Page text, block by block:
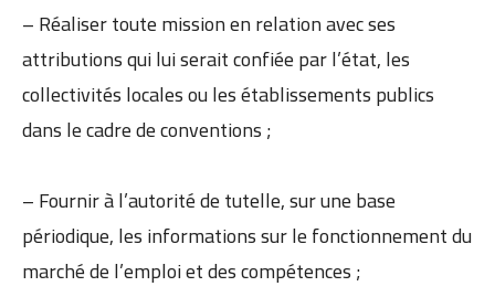
– Réaliser toute mission en relation avec ses
attributions qui lui serait confiée par l’état, les
collectivités locales ou les établissements publics
dans le cadre de conventions ;
– Fournir à l’autorité de tutelle, sur une base
périodique, les informations sur le fonctionnement du
marché de l’emploi et des compétences ;